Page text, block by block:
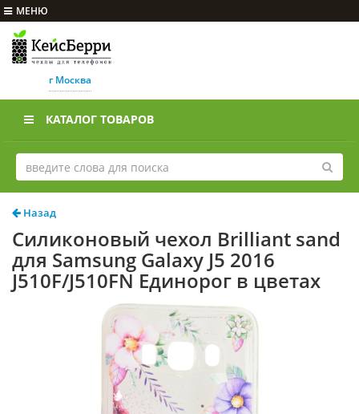
МЕНЮ
г Москва
КАТАЛОГ ТОВАРОВ
Назад
Силиконовый чехол Brilliant sand
для Samsung Galaxy J5 2016
J510F/J510FN Единорог в цветах